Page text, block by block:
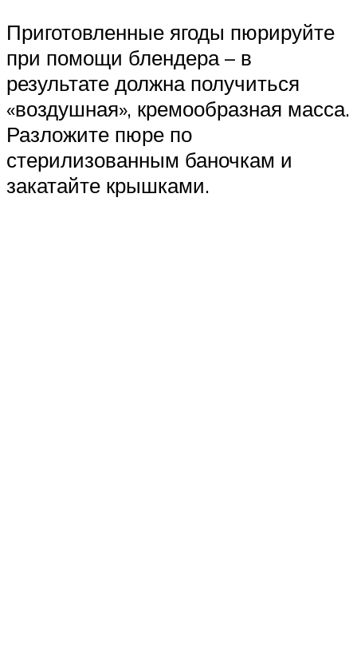
Приготовленные ягоды пюрируйте
при помощи блендера – в
результате должна получиться
«воздушная», кремообразная масса.
Разложите пюре по
стерилизованным баночкам и
закатайте крышками.